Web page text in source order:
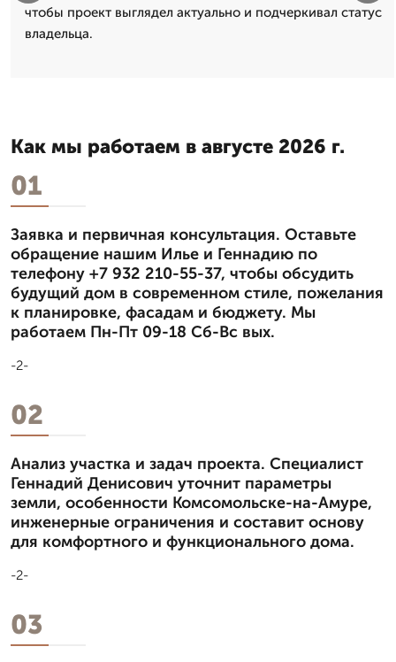
чтобы проект выглядел актуально и подчеркивал статус
владельца.
Как мы работаем в августе 2026 г.
01
Заявка и первичная консультация. Оставьте
обращение нашим Илье и Геннадию по
телефону +7 932 210-55-37, чтобы обсудить
будущий дом в современном стиле, пожелания
к планировке, фасадам и бюджету. Мы
работаем Пн-Пт 09-18 Сб-Вс вых.
-2-
02
Анализ участка и задач проекта. Специалист
Геннадий Денисович уточнит параметры
земли, особенности Комсомольске-на-Амуре,
инженерные ограничения и составит основу
для комфортного и функционального дома.
-2-
03